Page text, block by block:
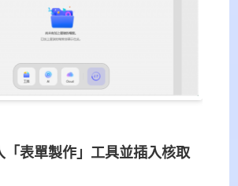
「表單製作」工具並插入核取